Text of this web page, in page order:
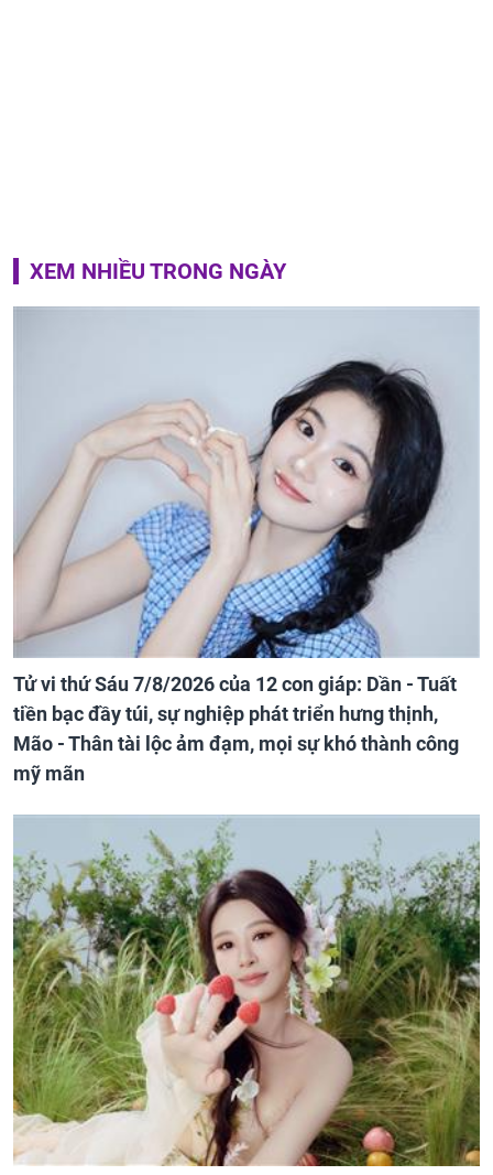
XEM NHIỀU TRONG NGÀY
Tử vi thứ Sáu 7/8/2026 của 12 con giáp: Dần - Tuất
tiền bạc đầy túi, sự nghiệp phát triển hưng thịnh,
Mão - Thân tài lộc ảm đạm, mọi sự khó thành công
mỹ mãn